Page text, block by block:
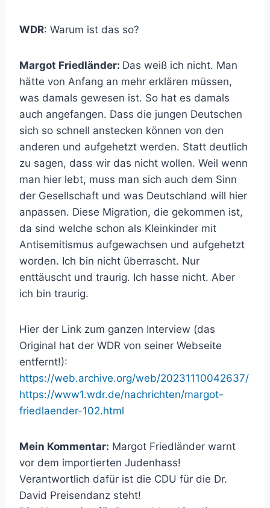
WDR: Warum ist das so?
Margot Friedländer: Das weiß ich nicht. Man
hätte von Anfang an mehr erklären müssen,
was damals gewesen ist. So hat es damals
auch angefangen. Dass die jungen Deutschen
sich so schnell anstecken können von den
anderen und aufgehetzt werden. Statt deutlich
zu sagen, dass wir das nicht wollen. Weil wenn
man hier lebt, muss man sich auch dem Sinn
der Gesellschaft und was Deutschland will hier
anpassen. Diese Migration, die gekommen ist,
da sind welche schon als Kleinkinder mit
Antisemitismus aufgewachsen und aufgehetzt
worden. Ich bin nicht überrascht. Nur
enttäuscht und traurig. Ich hasse nicht. Aber
ich bin traurig.
Hier der Link zum ganzen Interview (das
Original hat der WDR von seiner Webseite
entfernt!):
https://web.archive.org/web/20231110042637/
https://www1.wdr.de/nachrichten/margot-
friedlaender-102.html
Mein Kommentar: Margot Friedländer warnt
vor dem importierten Judenhass!
Verantwortlich dafür ist die CDU für die Dr.
David Preisendanz steht!